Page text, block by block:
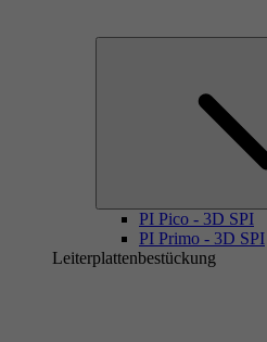
PI Pico - 3D SPI
PI Primo - 3D SPI
Leiterplattenbestückung